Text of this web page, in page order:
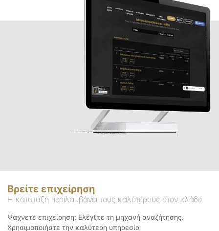
Βρείτε επιχείρηση
Η κατάταξη περιλαμβάνει τους καλύτερους στον κλάδο
Ψάχνετε επιχείρηση; Ελέγξτε τη μηχανή αναζήτησης.
Χρησιμοποιήστε την καλύτερη υπηρεσία